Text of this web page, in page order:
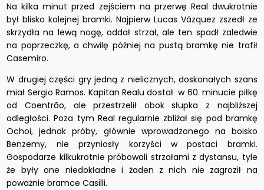
Na kilka minut przed zejściem na przerwę Real dwukrotnie
był blisko kolejnej bramki. Najpierw Lucas Vázquez zszedł ze
skrzydła na lewą nogę, oddał strzał, ale ten spadł zaledwie
na poprzeczkę, a chwilę później na pustą bramkę nie trafił
Casemiro.
W drugiej części gry jedną z nielicznych, doskonałych szans
miał Sergio Ramos. Kapitan Realu dostał w 60. minucie piłkę
od Coentrão, ale przestrzelił obok słupka z najbliższej
odległości. Poza tym Real regularnie zbliżał się pod bramkę
Ochoi, jednak próby, głównie wprowadzonego na boisko
Benzemy, nie przyniosły korzyści w postaci bramki.
Gospodarze kilkukrotnie próbowali strzałami z dystansu, tyle
że były one niedokładne i żaden z nich nie zagroził na
poważnie bramce Casilli.